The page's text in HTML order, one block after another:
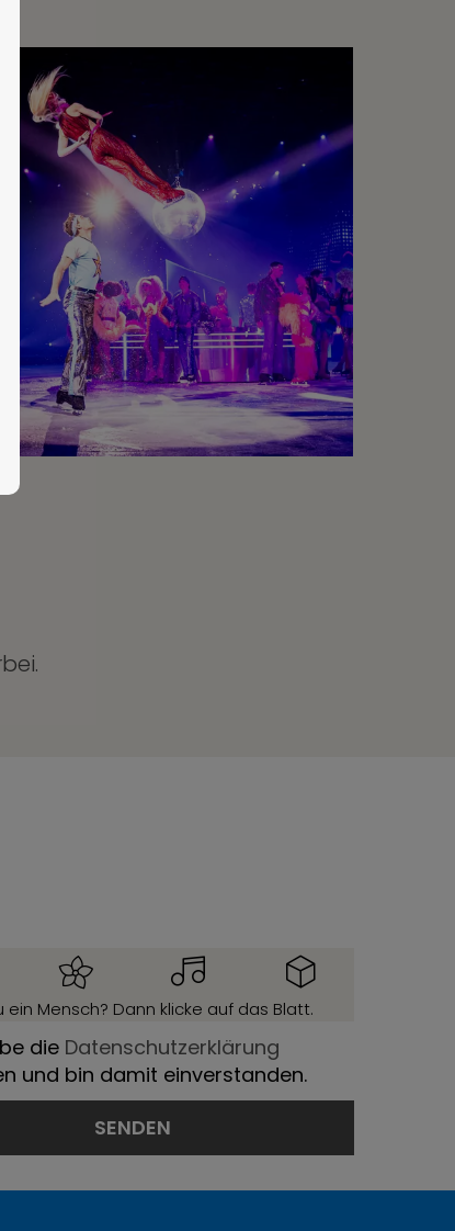
ein Mensch? Dann klicke auf das Blatt.
die Datenschutzerklärung
und bin damit einverstanden.